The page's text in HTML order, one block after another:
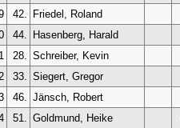
42. Friedel, Roland
44. Hasenberg, Harald
28. Schreiber, Kevin
33. Siegert, Gregor
46. Jänsch, Robert
51. Goldmund, Heike